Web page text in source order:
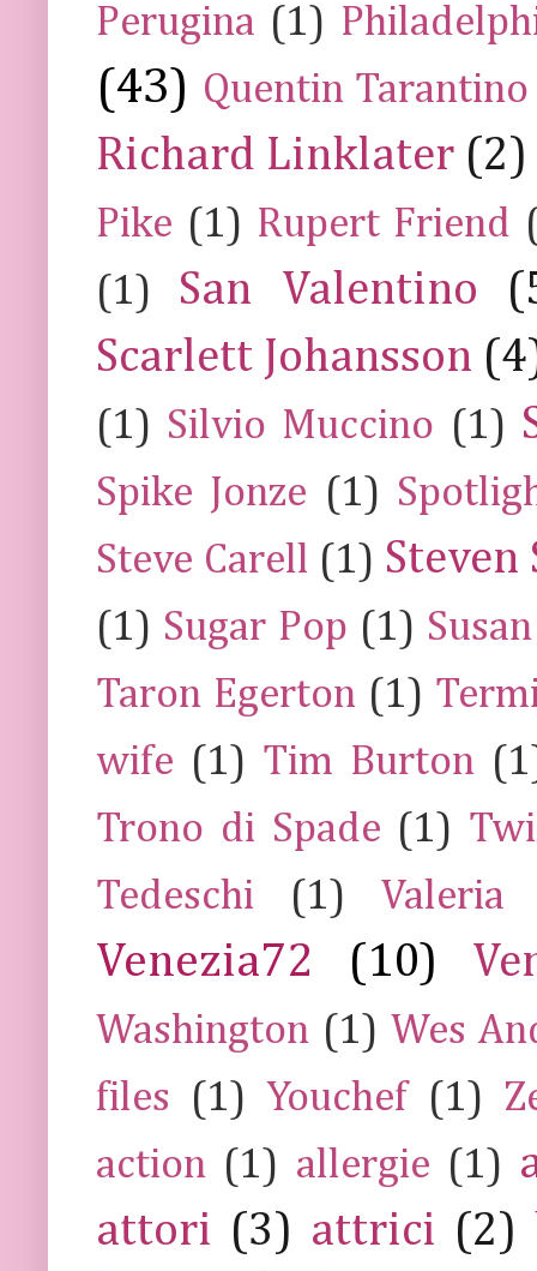
Perugina (1)
(43) Quentin Tarantino
Richard Linklater (2)
Pike (1) Rupert Friend
(1)
San Valentino
Scarlett Johansson
(1) Silvio Muccino (1)
Spike Jonze (1)
Steve Carell (1) Steven
(1) Sugar Pop (1)
Taron Egerton (1)
wife (1) Tim Burton
Trono di Spade (1)
Tedeschi
(1) Valeria
Venezia72 (10)
Washington (1) Wes
files
(1) Youchef (1)
action (1) allergie (1)
attori (3) attrici (2)